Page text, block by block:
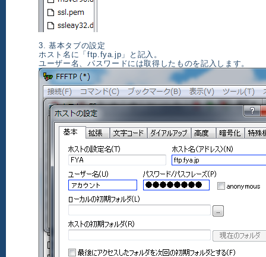
3. 基本タブの設定
ホスト名に「ftp.fya.jp」と記入。
ユーザー名、パスワードには取得したものを記入します。